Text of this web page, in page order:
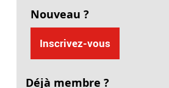
Nouveau ?
Inscrivez-vous
Déjà membre ?